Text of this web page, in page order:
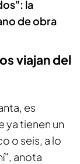
la
de obra
viajan del
es
ya tienen un
o seis, a lo
anota